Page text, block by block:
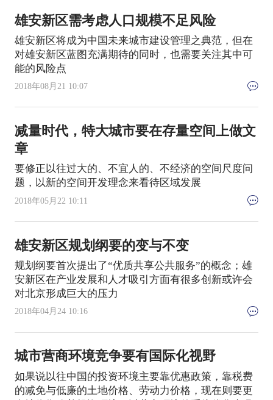
雄安新区需考虑人口规模不足风险
雄安新区将成为中国未来城市建设管理之典范，但在
对雄安新区蓝图充满期待的同时，也需要关注其中可
能的风险点
2018年08月21 10:07
减量时代，特大城市要在存量空间上做文
章
要修正以往过大的、不宜人的、不经济的空间尺度问
题，以新的空间开发理念来看待区域发展
2018年05月22 10:11
雄安新区规划纲要的变与不变
规划纲要首次提出了“优质共享公共服务”的概念；雄
安新区在产业发展和人才吸引方面有很多创新或许会
对北京形成巨大的压力
2018年04月24 10:16
城市营商环境竞争要有国际化视野
如果说以往中国的投资环境主要靠优惠政策，靠税费
的减免与低廉的土地价格、劳动力价格，现在则要更